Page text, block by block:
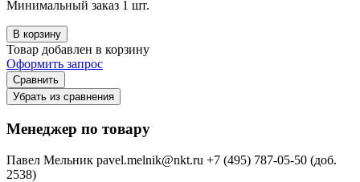
Минимальный заказ 1 шт.
В корзину
Товар добавлен в корзину
Оформить запрос
Сравнить
Убрать из сравнения
Менеджер по товару
Павел Мельник pavel.melnik@nkt.ru +7 (495) 787-05-50 (доб.
2538)